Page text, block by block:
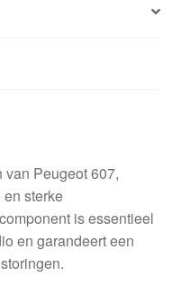
Peugeot 607,
sterke
is essentieel
en garandeert een